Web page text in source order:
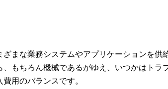
まな業務システムやアプリケーションを供
もちろん機械であるがゆえ、いつかはト
用のバランスです。